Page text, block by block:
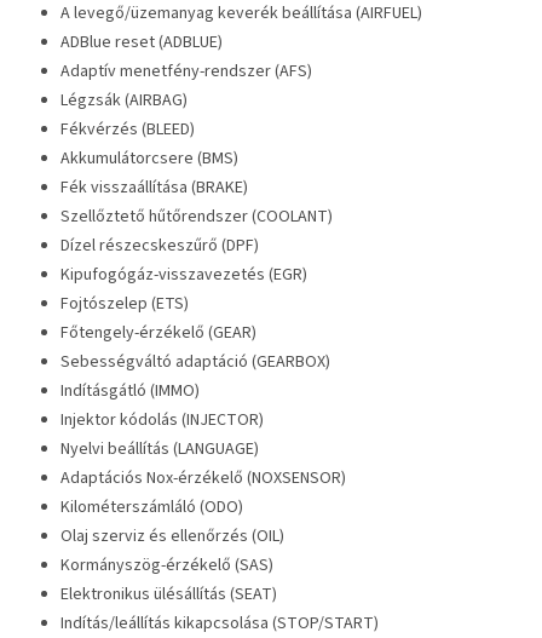
A levegő/üzemanyag keverék beállítása (AIRFUEL)
ADBlue reset (ADBLUE)
Adaptív menetfény-rendszer (AFS)
Légzsák (AIRBAG)
Fékvérzés (BLEED)
Akkumulátorcsere (BMS)
Fék visszaállítása (BRAKE)
Szellőztető hűtőrendszer (COOLANT)
Dízel részecskeszűrő (DPF)
Kipufogógáz-visszavezetés (EGR)
Fojtószelep (ETS)
Főtengely-érzékelő (GEAR)
Sebességváltó adaptáció (GEARBOX)
Indításgátló (IMMO)
Injektor kódolás (INJECTOR)
Nyelvi beállítás (LANGUAGE)
Adaptációs Nox-érzékelő (NOXSENSOR)
Kilométerszámláló (ODO)
Olaj szerviz és ellenőrzés (OIL)
Kormányszög-érzékelő (SAS)
Elektronikus ülésállítás (SEAT)
Indítás/leállítás kikapcsolása (STOP/START)